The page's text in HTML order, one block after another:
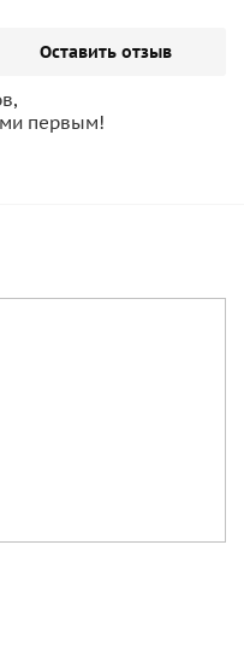
реконструкторов и
Оставить отзыв
первым!